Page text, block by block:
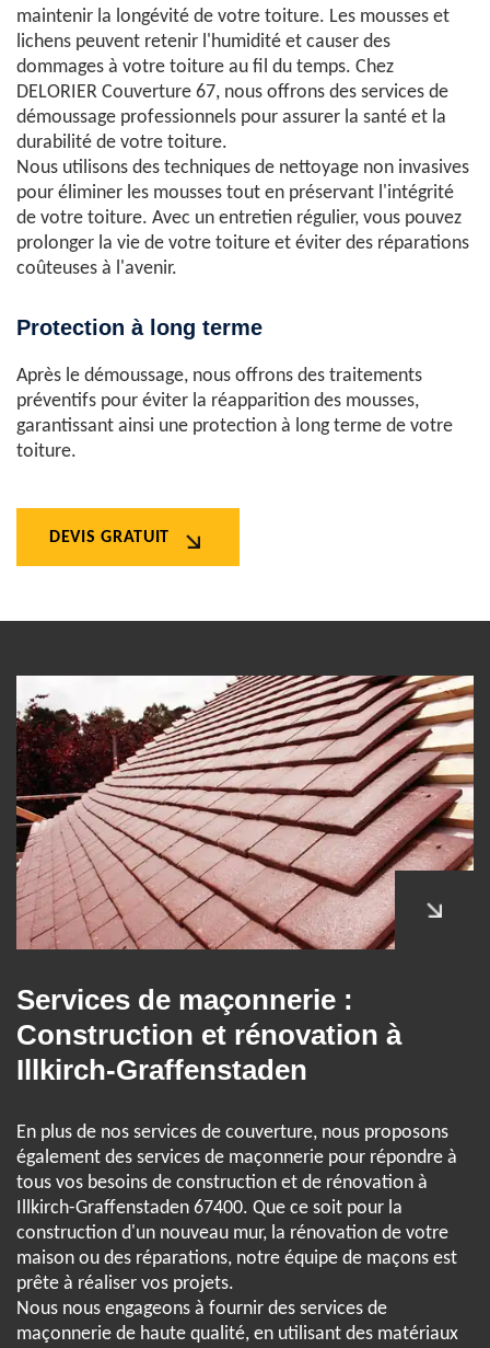
maintenir la longévité de votre toiture. Les mousses et
lichens peuvent retenir l'humidité et causer des
dommages à votre toiture au fil du temps. Chez
DELORIER Couverture 67, nous offrons des services de
démoussage professionnels pour assurer la santé et la
durabilité de votre toiture.
Nous utilisons des techniques de nettoyage non invasives
pour éliminer les mousses tout en préservant l'intégrité
de votre toiture. Avec un entretien régulier, vous pouvez
prolonger la vie de votre toiture et éviter des réparations
coûteuses à l'avenir.
Protection à long terme
Après le démoussage, nous offrons des traitements
préventifs pour éviter la réapparition des mousses,
garantissant ainsi une protection à long terme de votre
toiture.
DEVIS GRATUIT
Services de maçonnerie :
Construction et rénovation à
Illkirch-Graffenstaden
En plus de nos services de couverture, nous proposons
également des services de maçonnerie pour répondre à
tous vos besoins de construction et de rénovation à
Illkirch-Graffenstaden 67400. Que ce soit pour la
construction d'un nouveau mur, la rénovation de votre
maison ou des réparations, notre équipe de maçons est
prête à réaliser vos projets.
Nous nous engageons à fournir des services de
maçonnerie de haute qualité, en utilisant des matériaux